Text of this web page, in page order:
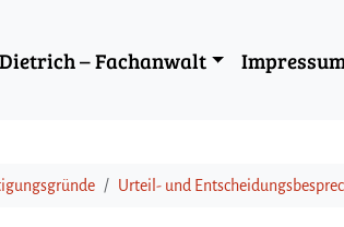
– Fachanwalt
Urteil- und